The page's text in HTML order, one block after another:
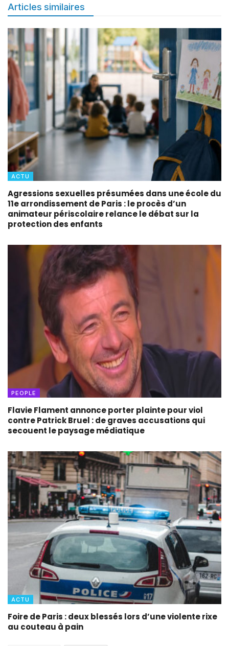
Articles similaires
ACTU
Agressions sexuelles présumées dans une école du
11e arrondissement de Paris : le procès d’un
animateur périscolaire relance le débat sur la
protection des enfants
PEOPLE
Flavie Flament annonce porter plainte pour viol
contre Patrick Bruel : de graves accusations qui
secouent le paysage médiatique
ACTU
Foire de Paris : deux blessés lors d’une violente rixe
au couteau à pain